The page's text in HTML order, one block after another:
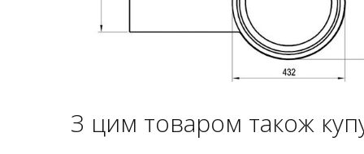
З цим товаром також